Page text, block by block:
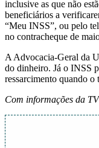
inclusive as que não
beneficiários a
“Meu INSS”, ou pelo
no contracheque de
A Advocacia-Geral da
do dinheiro. Já o INSS
ressarcimento quando o
Com informações da